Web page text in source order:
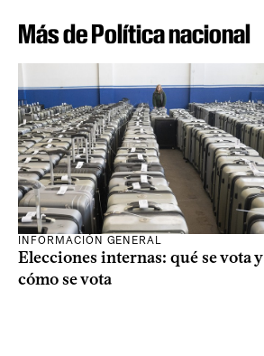
Más de Política nacional
INFORMACIÓN GENERAL
Elecciones internas: qué se vota y
cómo se vota